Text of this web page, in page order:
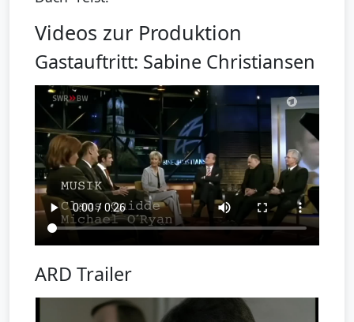
Videos zur Produktion
Gastauftritt: Sabine Christiansen
ARD Trailer